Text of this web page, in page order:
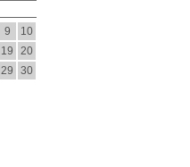
9
10
19
20
29
30